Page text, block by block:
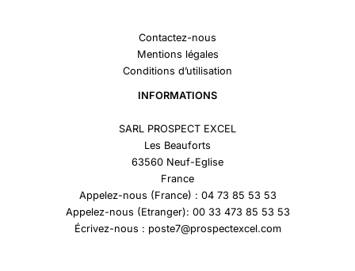
Contactez-nous
Mentions légales
Conditions d’utilisation
INFORMATIONS
SARL PROSPECT EXCEL
Les Beauforts
63560 Neuf-Eglise
France
Appelez-nous (France) : 04 73 85 53 53
Appelez-nous (Etranger): 00 33 473 85 53 53
Écrivez-nous : poste7@prospectexcel.com